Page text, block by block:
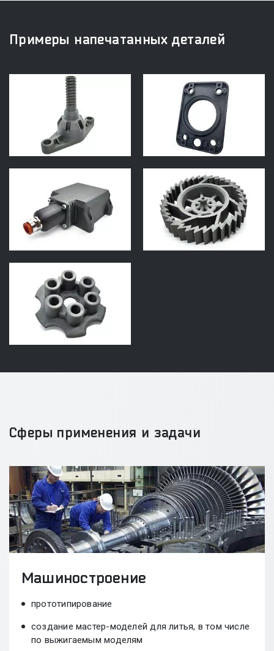
Примеры напечатанных деталей
Сферы применения и задачи
Машиностроение
прототипирование
создание мастер-моделей для литья, в том числе
по выжигаемым моделям